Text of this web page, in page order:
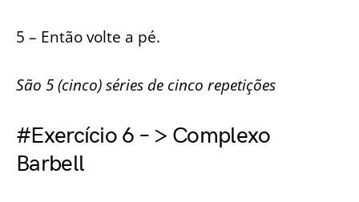
5 – Então volte a pé.
São 5 (cinco) séries de cinco repetições
#Exercício 6 – > Complexo
Barbell